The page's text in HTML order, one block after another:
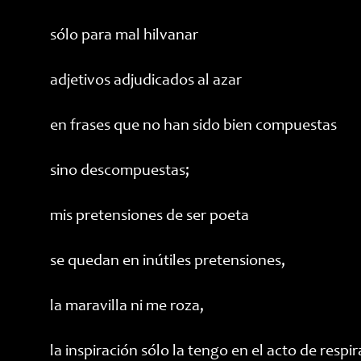
sólo para mal hilvanar
adjetivos adjudicados al azar
en frases que no han sido bien compuestas
sino descompuestas;
mis pretensiones de ser poeta
se quedan en inútiles pretensiones,
la maravilla ni me roza,
la inspiración sólo la tengo en el acto de